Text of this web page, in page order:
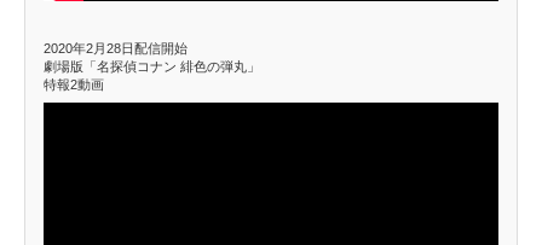
2020年2月28日配信開始
劇場版「名探偵コナン 緋色の弾丸」
特報2動画